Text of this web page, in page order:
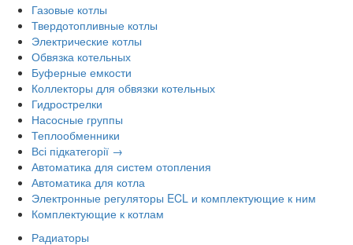
Газовые котлы
Твердотопливные котлы
Электрические котлы
Обвязка котельных
Буферные емкости
Коллекторы для обвязки котельных
Гидрострелки
Насосные группы
Теплообменники
Всі підкатегорії →
Автоматика для систем отопления
Автоматика для котла
Электронные регуляторы ECL и комплектующие к ним
Комплектующие к котлам
Радиаторы